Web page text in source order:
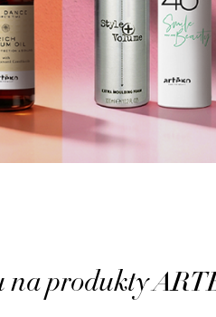
na produkty